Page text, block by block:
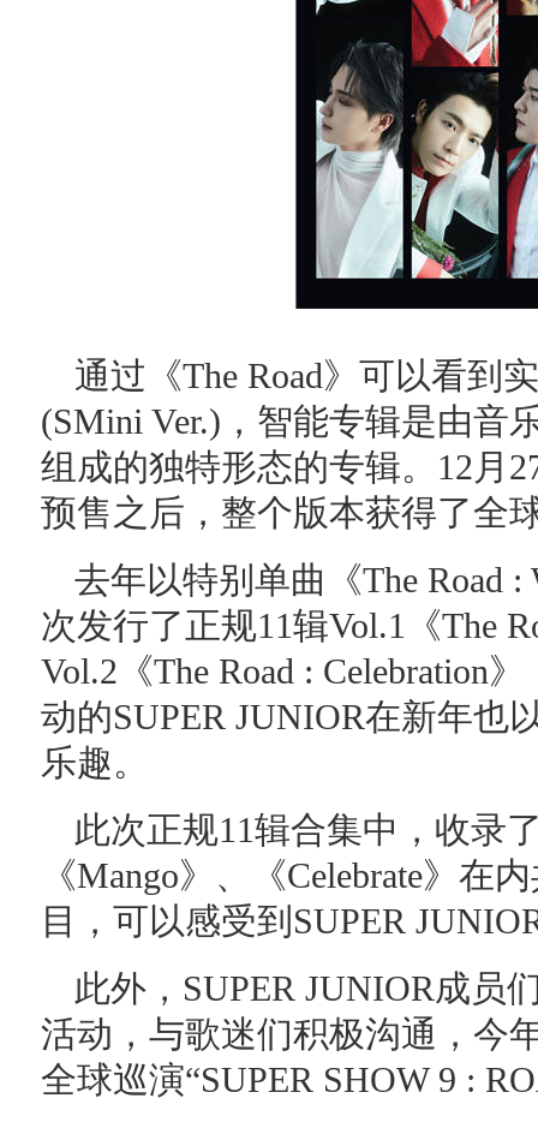
通过《The Road》可以看到
(SMini Ver.)，智能专辑是由音
组成的独特形态的专辑。12月
预售之后，整个版本获得了全
去年以特别单曲《The Road
次发行了正规11辑Vol.1《The
Vol.2《The Road : Celebration
动的SUPER JUNIOR在新年也
乐趣。
此次正规11辑合集中，收录
《Mango》、《Celebrate》在
目，可以感受到SUPER
此外，SUPER JUNIOR成员
活动，与歌迷们积极沟通，今
全球巡演“SUPER SHOW 9 :